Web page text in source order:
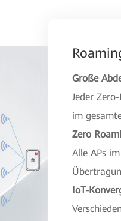
Große
Jeder
im
Zero
Alle APs
IoT-